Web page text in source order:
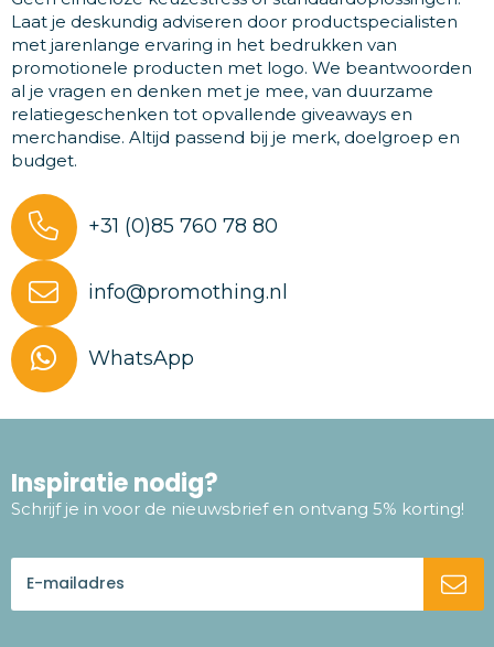
Laat je deskundig adviseren door productspecialisten
met jarenlange ervaring in het bedrukken van
promotionele producten met logo. We beantwoorden
al je vragen en denken met je mee, van duurzame
relatiegeschenken tot opvallende giveaways en
merchandise. Altijd passend bij je merk, doelgroep en
budget.
+31 (0)85 760 78 80
info@promothing.nl
WhatsApp
Inspiratie nodig?
Schrijf je in voor de nieuwsbrief en ontvang 5% korting!